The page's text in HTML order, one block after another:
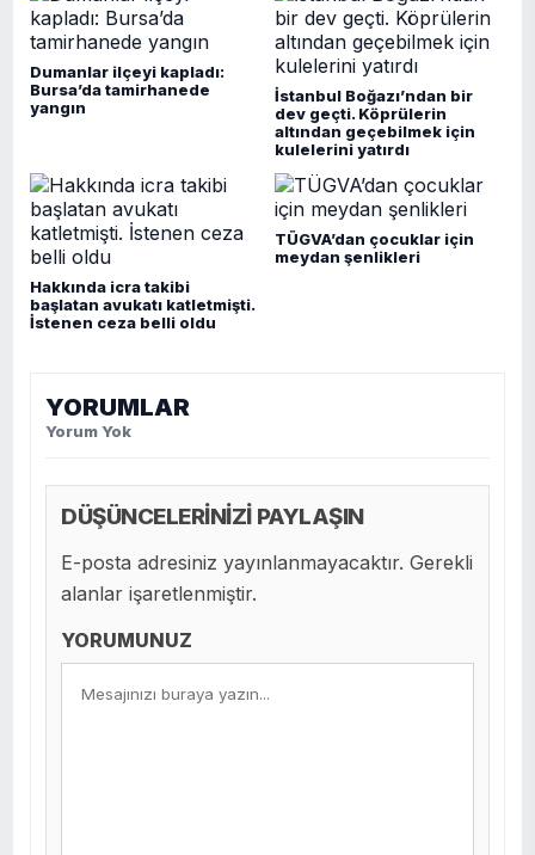
Dumanlar ilçeyi kapladı:
Bursa’da tamirhanede
yangın
İstanbul Boğazı’ndan bir
dev geçti. Köprülerin
altından geçebilmek için
kulelerini yatırdı
Hakkında icra takibi
başlatan avukatı katletmişti.
İstenen ceza belli oldu
TÜGVA’dan çocuklar için
meydan şenlikleri
YORUMLAR
Yorum Yok
DÜŞÜNCELERİNİZİ PAYLAŞIN
E-posta adresiniz yayınlanmayacaktır. Gerekli
alanlar işaretlenmiştir.
YORUMUNUZ